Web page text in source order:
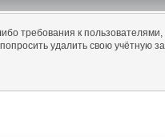
требования к
удалить свою учётную